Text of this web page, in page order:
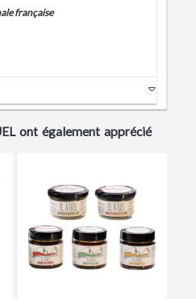
française
ont également apprécié